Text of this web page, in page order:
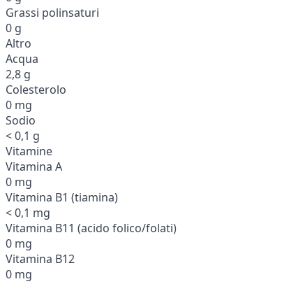
Grassi polinsaturi
0 g
Altro
Acqua
2,8 g
Colesterolo
0 mg
Sodio
< 0,1 g
Vitamine
Vitamina A
0 mg
Vitamina B1 (tiamina)
< 0,1 mg
Vitamina B11 (acido folico/folati)
0 mg
Vitamina B12
0 mg